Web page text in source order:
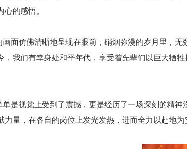
心的感悟。
画面仿佛清晰地呈现在眼前，硝烟弥漫的岁月里，
，我们有幸身处和平年代，享受着先辈们以巨大牺
是视觉上受到了震撼，更是经历了一场深刻的精
力量，在各自的岗位上发光发热，进而全力以赴地为